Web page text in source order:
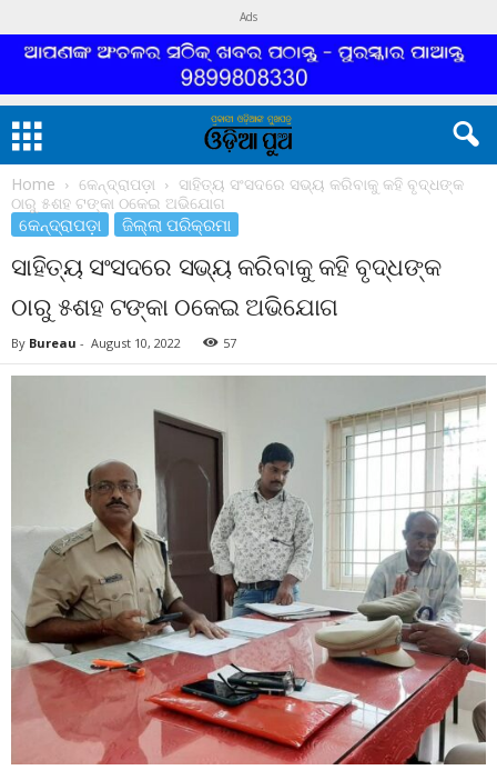
Ads
Home କେନ୍ଦ୍ରାପଡ଼ା
ସାହିତ୍ୟ ସଂସଦରେ ସଭ୍ୟ କରିବାକୁ କହି ବୃଦ୍ଧଙ୍କ
ଠାରୁ ୫ଶହ ଟଙ୍କା ଠକେଇ ଅଭିଯୋଗ
କେନ୍ଦ୍ରାପଡ଼ା ଜିଲ୍ଲା ପରିକ୍ରମା
ସାହିତ୍ୟ ସଂସଦରେ ସଭ୍ୟ କରିବାକୁ କହି ବୃଦ୍ଧଙ୍କ
ଠାରୁ ୫ଶହ ଟଙ୍କା ଠକେଇ ଅଭିଯୋଗ
By Bureau - August 10, 2022 57